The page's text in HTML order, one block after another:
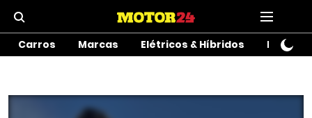
Carros Marcas Elétricos & Híbridos Motos